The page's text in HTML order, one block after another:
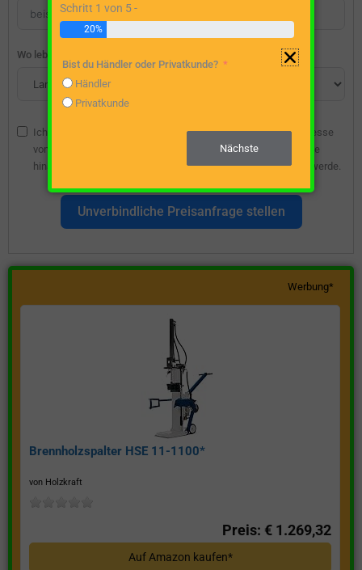
Wo lebst du?
Ich bin damit einverstanden, dass die angegebene E-Mail-Adresse
vom Webseitenbetreiber gespeichert wird, damit ich über diese
hinsichtlich eines unverbindlichen Preisangebots kontaktiert werde.
Unverbindliche Preisanfrage stellen
Werbung*
Brennholzspalter HSE 11-1100*
von Holzkraft
Preis: € 1.269,32
Auf Amazon kaufen*
Schritt 1 von 5 -
20%
Bist du Händler oder Privatkunde?
Händler
Privatkunde
Nächste